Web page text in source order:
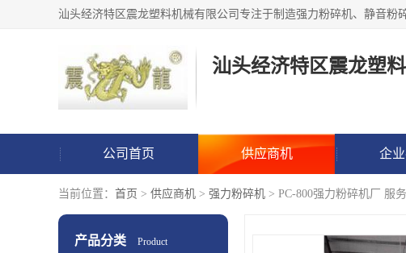
汕头经济特区震龙塑
公司首页 供应商机 企
当前位置： 首页 > 供应商机 > 强力粉碎机 > PC-800强力粉碎机厂 服
产品分类 Product